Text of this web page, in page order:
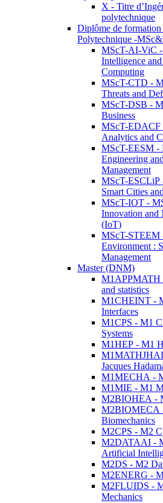
X - Titre
polytechnique
Diplôme de
Polytechnique -
MScT-AI-ViC
Intelligence
Computing
MScT-CTD -
Threats and
MScT-DSB -
Business
MScT-EDACF
Analytics and
MScT-EESM -
Engineering
Management
MScT-ESCLiP
Smart Cities
MScT-IOT -
Innovation and
(IoT)
MScT-STEEM
Environment :
Management
Master (DNM)
M1APPMATH
and statistics
M1CHEINT -
Interfaces
M1CPS - M1
Systems
M1HEP - M1
Jacques
M1MECHA -
M1MIE - M1
M2BIOHEA -
M2BIOMECA
Biomechanics
M2CPS - M2
M2DATAAI -
Artificial
M2DS - M2
M2ENERG -
M2FLUIDS -
Mechanics